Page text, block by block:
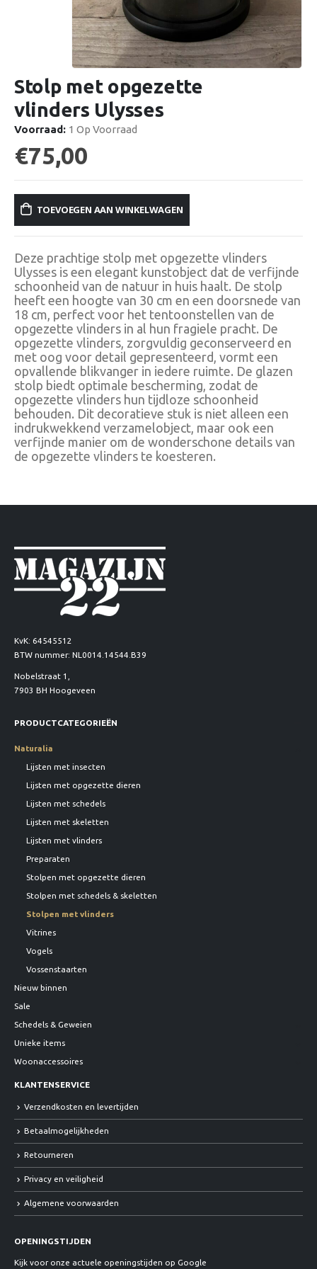
Stolp met opgezette
vlinders Ulysses
Voorraad: 1 Op Voorraad
€75,00
TOEVOEGEN AAN WINKELWAGEN
Deze prachtige stolp met opgezette vlinders
Ulysses is een elegant kunstobject dat de verfijnde
schoonheid van de natuur in huis haalt. De stolp
heeft een hoogte van 30 cm en een doorsnede van
18 cm, perfect voor het tentoonstellen van de
opgezette vlinders in al hun fragiele pracht. De
opgezette vlinders, zorgvuldig geconserveerd en
met oog voor detail gepresenteerd, vormt een
opvallende blikvanger in iedere ruimte. De glazen
stolp biedt optimale bescherming, zodat de
opgezette vlinders hun tijdloze schoonheid
behouden. Dit decoratieve stuk is niet alleen een
indrukwekkend verzamelobject, maar ook een
verfijnde manier om de wonderschone details van
de opgezette vlinders te koesteren.
KvK: 64545512
BTW nummer: NL0014.14544.B39
Nobelstraat 1,
7903 BH Hoogeveen
PRODUCTCATEGORIEËN
Naturalia
Lijsten met insecten
Lijsten met opgezette dieren
Lijsten met schedels
Lijsten met skeletten
Lijsten met vlinders
Preparaten
Stolpen met opgezette dieren
Stolpen met schedels & skeletten
Stolpen met vlinders
Vitrines
Vogels
Vossenstaarten
Nieuw binnen
Sale
Schedels & Geweien
Unieke items
Woonaccessoires
KLANTENSERVICE
Verzendkosten en levertijden
Betaalmogelijkheden
Retourneren
Privacy en veiligheid
Algemene voorwaarden
OPENINGSTIJDEN
Kijk voor onze actuele openingstijden op Google